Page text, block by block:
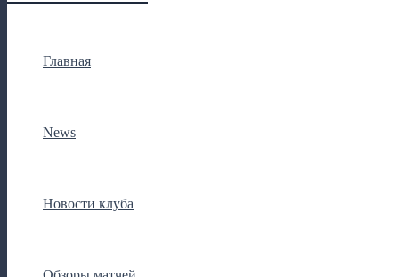
Главная
News
Новости клуба